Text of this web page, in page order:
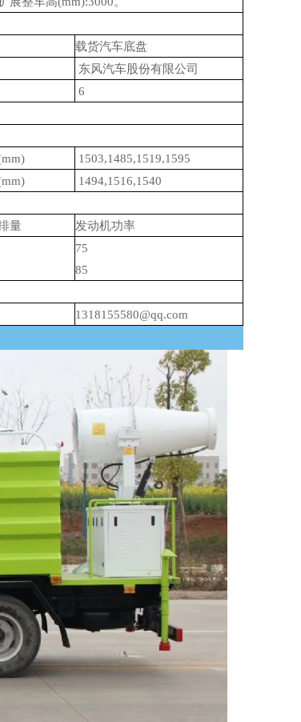
载货汽车底盘
东风汽车股份有限公司
6
1503,1485,1519,1595
1494,1516,1540
量
发动机功率
75
85
1318155580@qq.com